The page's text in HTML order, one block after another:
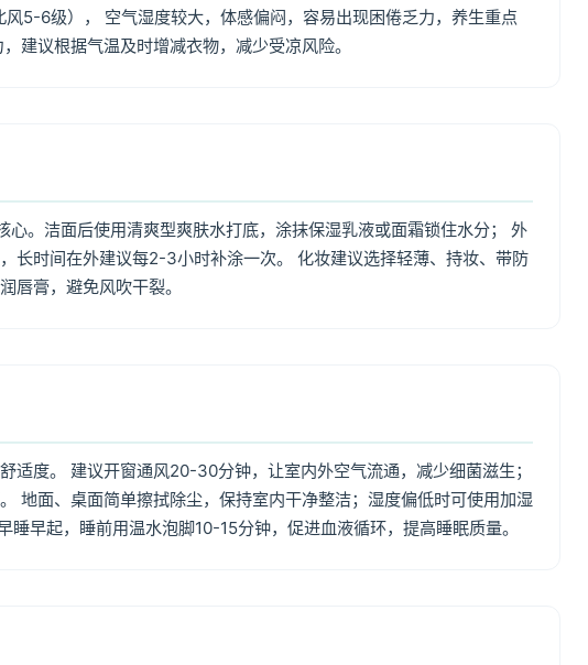
5-6级）， 空气湿度较大，体感偏闷，容易出现困倦乏力，养生重点
建议根据气温及时增减衣物，减少受凉风险。
。洁面后使用清爽型爽肤水打底，涂抹保湿乳液或面霜锁住水分； 外
长时间在外建议每2-3小时补涂一次。 化妆建议选择轻薄、持妆、带防
唇膏，避免风吹干裂。
适度。 建议开窗通风20-30分钟，让室内外空气流通，减少细菌滋生；
地面、桌面简单擦拭除尘，保持室内干净整洁；湿度偏低时可使用加湿
早起，睡前用温水泡脚10-15分钟，促进血液循环，提高睡眠质量。